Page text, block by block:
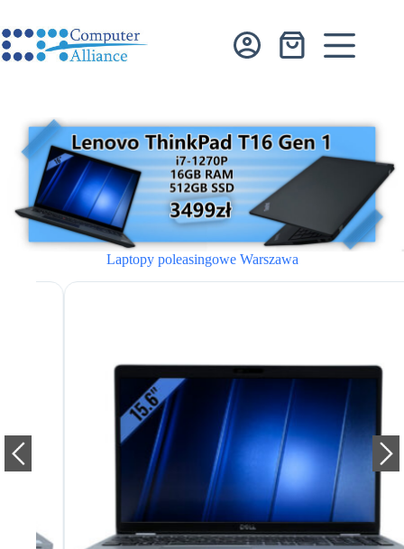
treści
Koszyk
Laptopy poleasingowe Warszawa